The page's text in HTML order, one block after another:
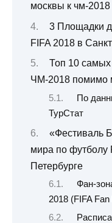
москвы к чм-2018
3 Площадки
FIFA 2018 в
Топ 10
ЧМ-2018 помимо
По
ТурСтат
«Фестиваль
мира по футболу
Петербурге
Фан-
2018 (FIFA